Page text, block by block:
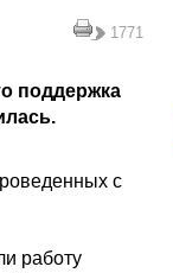
1771
поддержка
с
работу